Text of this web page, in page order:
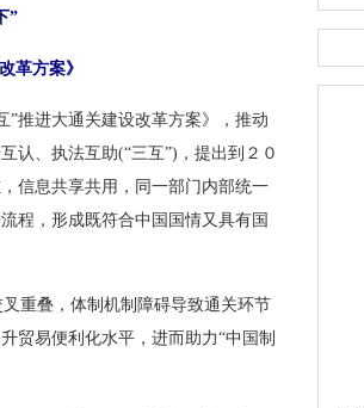
”
革方案》
推进大通关建设改革方案》，推动
认、执法互助(“三互”)，提出到２０
信息共享共用，同一部门内部统一
程，形成既符合中国国情又具有国
重叠，体制机制障碍导致通关环节
贸易便利化水平，进而助力“中国制